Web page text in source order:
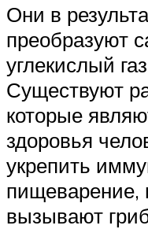
Они в
преобразуют
углекислый
Существуют
которые
здоровья
укрепить
пищеварение,
вызывают